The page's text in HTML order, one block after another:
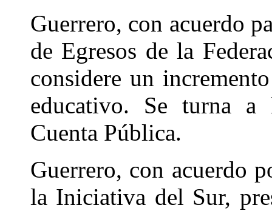
Guerrero, con acuerdo
de Egresos de la
considere un
educativo. Se turna a
Cuenta Pública.
Guerrero, con acuerdo
la Iniciativa del Sur,